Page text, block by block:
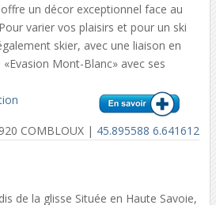
un décor exceptionnel face au
varier vos plaisirs et pour un ski
skier, avec une liaison en
Mont-Blanc» avec ses
COMBLOUX | 45.895588 6.641612
de la glisse Située en Haute Savoie,